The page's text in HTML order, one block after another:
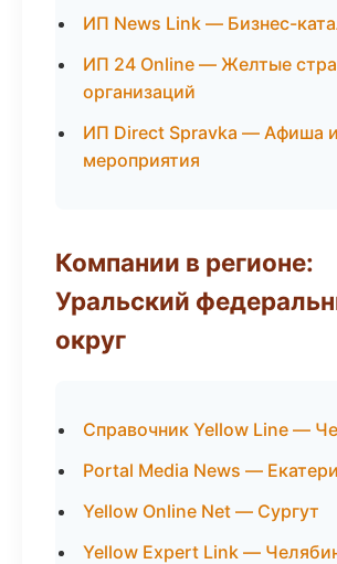
ИП News Link — Бизнес-
ИП 24 Online — Желтые
организаций
ИП Direct Spravka — Афиша и
мероприятия
Компании в регионе:
Уральский
округ
Справочник Yellow Line —
Portal Media News —
Yellow Online Net — Сургут
Yellow Expert Link —